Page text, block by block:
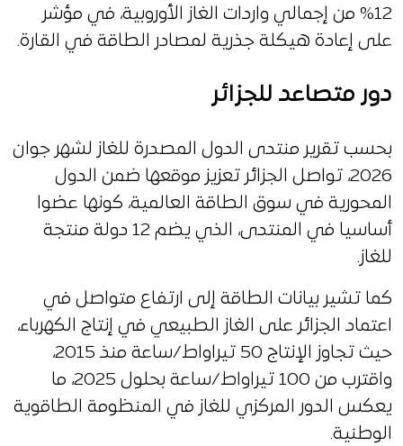
12% من إجمالي واردات الغاز الأوروبية، في مؤشر
على إعادة هيكلة جذرية لمصادر الطاقة في القارة.
دور متصاعد للجزائر
بحسب تقرير منتدى الدول المصدرة للغاز لشهر جوان
2026، تواصل الجزائر تعزيز موقعها ضمن الدول
المحورية في سوق الطاقة العالمية، كونها عضوا
أساسيا في المنتدى، الذي يضم 12 دولة منتجة
للغاز.
كما تشير بيانات الطاقة إلى ارتفاع متواصل في
اعتماد الجزائر على الغاز الطبيعي في إنتاج الكهرباء،
حيث تجاوز الإنتاج 50 تيراواط/ساعة منذ 2015،
واقترب من 100 تيراواط/ساعة بحلول 2025، ما
يعكس الدور المركزي للغاز في المنظومة الطاقوية
الوطنية.